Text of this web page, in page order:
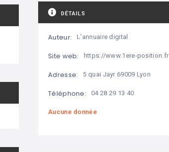
DÉTAILS
Auteur: L'annuaire digital
Site web: https://www.1ere-position.fr
Adresse: 5 quai Jayr 69009 Lyon
Téléphone: 04 28 29 13 40
Aucune donnée